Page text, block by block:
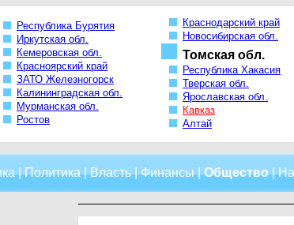
Республика Бурятия
Иркутская обл.
Кемеровская обл.
Красноярский край
ЗАТО Железногорск
Калининградская обл.
Мурманская обл.
Ростов
Краснодарский край
Новосибирская обл.
Томская обл.
Республика Хакасия
Тверская обл.
Ярославская обл.
Кавказ
Алтай
|Политика|Власть|Финансы|Общество|